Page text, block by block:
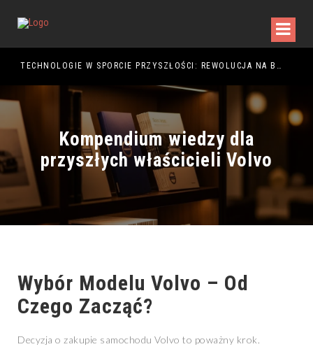
TECHNOLOGIE W SPORCIE PRZYSZŁOŚCI: REWOLUCJA NA BOISKU
Kompendium wiedzy dla
przyszłych właścicieli Volvo
Wybór Modelu Volvo – Od
Czego Zacząć?
Decyzja o zakupie samochodu Volvo to poważny krok.